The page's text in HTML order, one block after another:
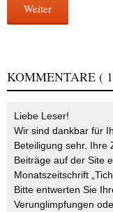
Weiter
KOMMENTARE (
Liebe Leser!
Wir sind dankbar für
Beteiligung sehr. Ihre
Beiträge auf der Site
Monatszeitschrift
Bitte entwerten Sie
Verunglimpfungen